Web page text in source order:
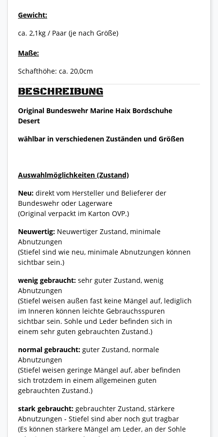
BESCHREIBUNG
Original Bundeswehr Marine Haix Bordschuhe
Desert
wählbar in verschiedenen Zuständen und Größen
Auswahlmöglichkeiten (Zustand)
Neu: direkt vom Hersteller und Belieferer der
Bundeswehr oder Lagerware
(Original verpackt im Karton OVP.)
Neuwertig: Neuwertiger Zustand, minimale
Abnutzungen
(Stiefel sind wie neu, minimale Abnutzungen können
sichtbar sein.)
wenig gebraucht: sehr guter Zustand, wenig
Abnutzungen
(Stiefel weisen außen fast keine Mängel auf, lediglich
im Inneren können leichte Gebrauchsspuren
sichtbar sein. Sohle und Leder befinden sich in
einem sehr guten gebrauchten Zustand.)
normal gebraucht: guter Zustand, normale
Abnutzungen
(Stiefel weisen geringe Mängel auf, aber befinden
sich trotzdem in einem allgemeinen guten
gebrauchten Zustand.)
stark gebraucht: gebrauchter Zustand, stärkere
Abnutzungen - Stiefel sind aber noch gut tragbar
(Es können stärkere Mängel am Leder, an der Sohle
Gewicht:
ca. 2,1kg / Paar (je nach Größe)
Maße:
Schafthöhe: ca. 20,0cm